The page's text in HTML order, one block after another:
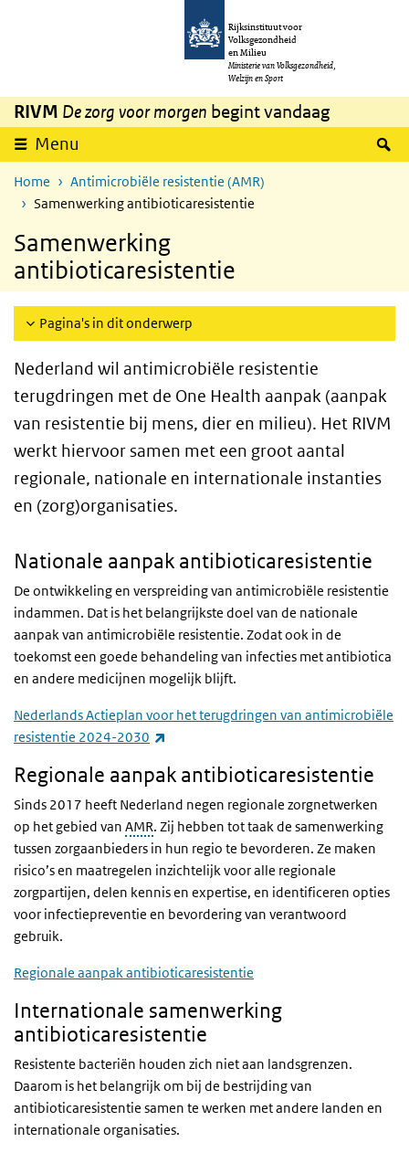
Overslaan en naar de inhoud gaan
Rijksinstituut voor
Volksgezondheid
en Milieu
Ministerie van Volksgezondheid,
Welzijn en Sport
RIVM De zorg voor morgen begint vandaag
Menu
Home
Antimicrobiële resistentie (AMR)
Samenwerking antibioticaresistentie
Samenwerking
antibioticaresistentie
Pagina's in dit onderwerp
Nederland wil antimicrobiële resistentie
terugdringen met de One Health aanpak (aanpak
van resistentie bij mens, dier en milieu). Het RIVM
werkt hiervoor samen met een groot aantal
regionale, nationale en internationale instanties
en (zorg)organisaties.
Nationale aanpak antibioticaresistentie
De ontwikkeling en verspreiding van antimicrobiële resistentie
indammen. Dat is het belangrijkste doel van de nationale
aanpak van antimicrobiële resistentie. Zodat ook in de
toekomst een goede behandeling van infecties met antibiotica
en andere medicijnen mogelijk blijft.
Nederlands Actieplan voor het terugdringen van antimicrobiële
resistentie 2024-2030
Regionale aanpak antibioticaresistentie
Sinds 2017 heeft Nederland negen regionale zorgnetwerken
op het gebied van AMR. Zij hebben tot taak de samenwerking
tussen zorgaanbieders in hun regio te bevorderen. Ze maken
risico’s en maatregelen inzichtelijk voor alle regionale
zorgpartijen, delen kennis en expertise, en identificeren opties
voor infectiepreventie en bevordering van verantwoord
gebruik.
Regionale aanpak antibioticaresistentie
Internationale samenwerking
antibioticaresistentie
Resistente bacteriën houden zich niet aan landsgrenzen.
Daarom is het belangrijk om bij de bestrijding van
antibioticaresistentie samen te werken met andere landen en
internationale organisaties.